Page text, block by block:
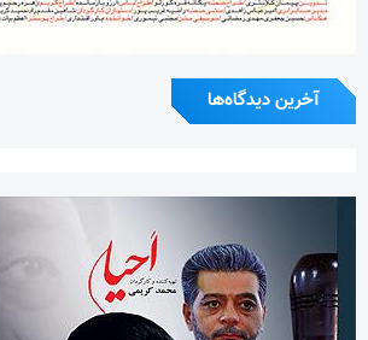
آخرین دیدگاه‌ها